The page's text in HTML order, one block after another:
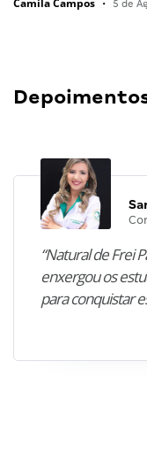
Camila Campos • 5 de
“Natural de Frei
enxergou os
para conquistar